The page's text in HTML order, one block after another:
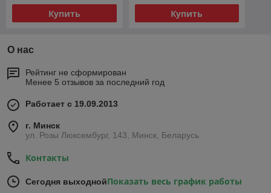
Купить Купить
О нас
Рейтинг не сформирован
Менее 5 отзывов за последний год
Работает с 19.09.2013
г. Минск
ул. Розы Люксембург, 143, Минск, Беларусь
Контакты
Сегодня выходнойПоказать весь график работы